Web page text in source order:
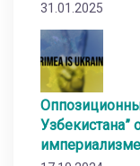
31.01.2025
империализме